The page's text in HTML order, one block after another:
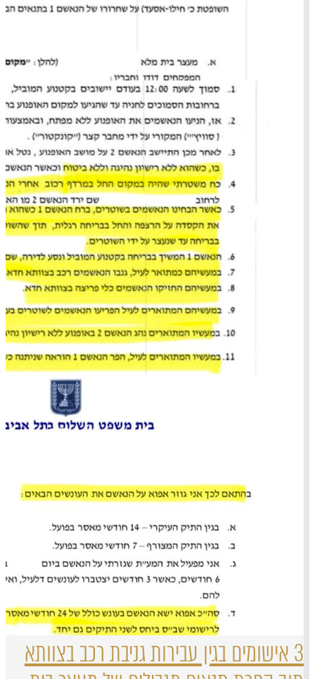
3 אישומים בגין עבירות גניבת רכב בצוותא